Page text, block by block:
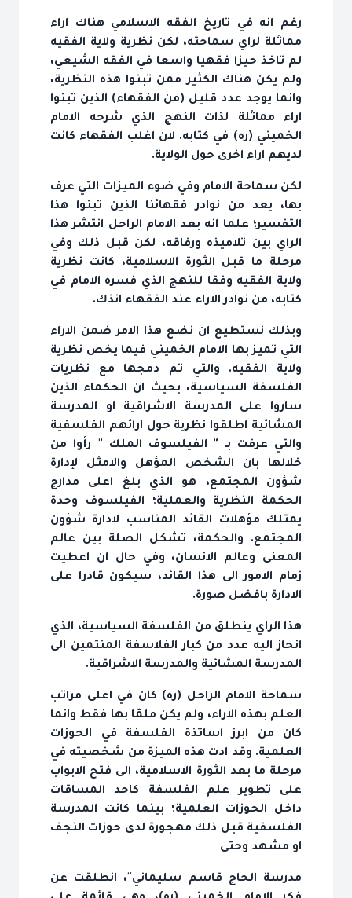
رغم انه في تاريخ الفقه الاسلامي هناك اراء
مماثلة لراي سماحته، لكن نظرية ولاية الفقيه
لم تاخذ حيزا فقهيا واسعا في الفقه الشيعي،
ولم يكن هناك الكثير ممن تبنوا هذه النظرية،
وانما يوجد عدد قليل (من الفقهاء) الذين تبنوا
اراء مماثلة لذات النهج الذي شرحه الامام
الخميني (ره) في كتابه. لان اغلب الفقهاء كانت
لديهم اراء اخرى حول الولاية.
لكن سماحة الامام وفي ضوء الميزات التي عرف
بها، يعد من نوادر فقهائنا الذين تبنوا هذا
التفسير؛ علما انه بعد الامام الراحل انتشر هذا
الراي بين تلاميذه ورفاقه، لكن قبل ذلك وفي
مرحلة ما قبل الثورة الاسلامية، كانت نظرية
ولاية الفقيه وفقا للنهج الذي فسره الامام في
كتابه، من نوادر الاراء عند الفقهاء انذك.
وبذلك نستطيع ان نضع هذا الامر ضمن الاراء
التي تميز بها الامام الخميني فيما يخص نظرية
ولاية الفقيه. والتي تم دمجها مع نظريات
الفلسفة السياسية، بحيث ان الحكماء الذين
ساروا على المدرسة الاشراقية او المدرسة
المشائية اطلقوا نظرية حول ارائهم الفلسفية
والتي عرفت بـ " الفيلسوف الملك " رأوا من
خلالها بان الشخص المؤهل والامثل لإدارة
شؤون المجتمع، هو الذي بلغ اعلى مدارج
الحكمة النظرية والعملية؛ الفيلسوف وحدة
يمتلك مؤهلات القائد المناسب لادارة شؤون
المجتمع. والحكمة، تشكل الصلة بين عالم
المعنى وعالم الانسان، وفي حال ان اعطيت
زمام الامور الى هذا القائد، سيكون قادرا على
الادارة بافضل صورة.
هذا الراي ينطلق من الفلسفة السياسية، الذي
انحاز اليه عدد من كبار الفلاسفة المنتمين الى
المدرسة المشائية والمدرسة الاشراقية.
سماحة الامام الراحل (ره) كان في اعلى مراتب
العلم بهذه الاراء، ولم يكن ملمّا بها فقط وانما
كان من ابرز اساتذة الفلسفة في الحوزات
العلمية. وقد ادت هذه الميزة من شخصيته في
مرحلة ما بعد الثورة الاسلامية، الى فتح الابواب
على تطوير علم الفلسفة كاحد المساقات
داخل الحوزات العلمية؛ بينما كانت المدرسة
الفلسفية قبل ذلك مهجورة لدى حوزات النجف
او مشهد وحتى
مدرسة الحاج قاسم سليماني"، انطلقت عن